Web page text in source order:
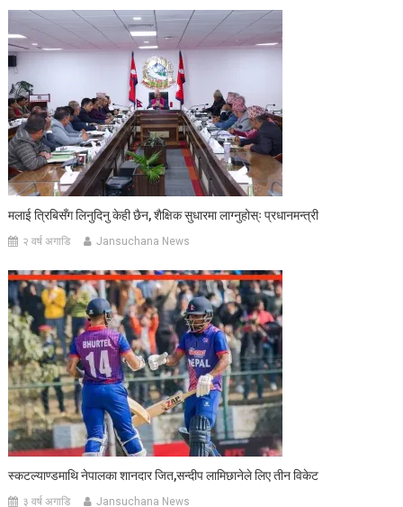
मलाई त्रिबिसँग लिनुदिनु केही छैन, शैक्षिक सुधारमा लाग्नुहोस्ः प्रधानमन्त्री
२ वर्ष अगाडि Jansuchana News
स्कटल्याण्डमाथि नेपालका शानदार जित,सन्दीप लामिछानेले लिए तीन विकेट
३ वर्ष अगाडि Jansuchana News